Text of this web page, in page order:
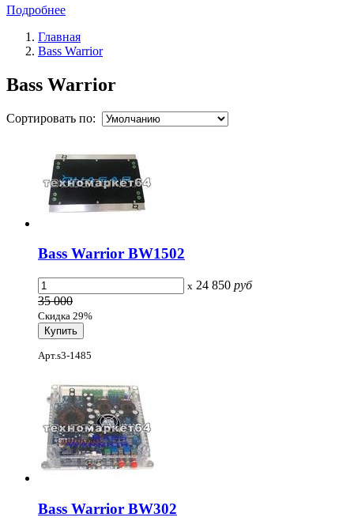
Подробнее
Главная
Bass Warrior
Bass Warrior
Сортировать по:
Bass Warrior BW1502
x 24 850 руб
35 000
Скидка 29%
Арт.s3-1485
Bass Warrior BW302